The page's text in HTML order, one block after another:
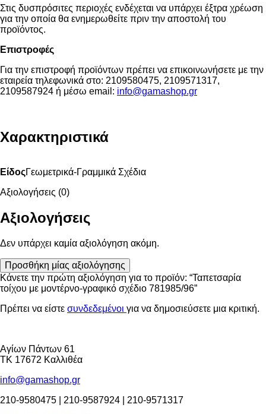
Στις δυσπρόσιτες περιοχές ενδέχεται να υπάρχει έξτρα χρέωση
για την οποία θα ενημερωθείτε πριν την αποστολή του
προϊόντος.
Επιστροφές
Για την επιστροφή προϊόντων πρέπει να επικοινωνήσετε με την
εταιρεία τηλεφωνικά στο: 2109580475, 2109571317,
2109587924 ή μέσω email: info@gamashop.gr
Χαρακτηριστικά
ΕίδοςΓεωμετρικά-Γραμμικά Σχέδια
Αξιολογήσεις (0)
Αξιολογήσεις
Δεν υπάρχει καμία αξιολόγηση ακόμη.
Προσθήκη μίας αξιολόγησης
Κάνετε την πρώτη αξιολόγηση για το προϊόν: “Ταπετσαρία
τοίχου με μοντέρνο-γραφικό σχέδιο 781985/96”
Πρέπει να είστε συνδεδεμένοι για να δημοσιεύσετε μια κριτική.
Αγίων Πάντων 61
ΤΚ 17672 Καλλιθέα
info@gamashop.gr
210-9580475 | 210-9587924 | 210-9571317